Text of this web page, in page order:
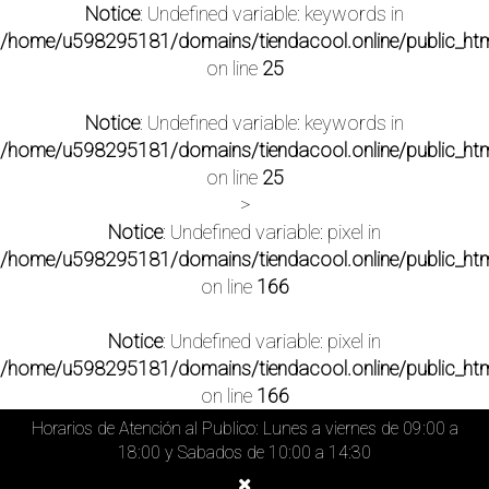
Notice: Undefined variable: keywords in
/home/u598295181/domains/tiendacool.online/
on line 25
Notice: Undefined variable: keywords in
/home/u598295181/domains/tiendacool.online/
on line 25
>
Notice: Undefined variable: pixel in
/home/u598295181/domains/tiendacool.online/
on line 166
Notice: Undefined variable: pixel in
/home/u598295181/domains/tiendacool.online/
on line 166
Horarios de Atención al Publico: Lunes a viernes de 09:00 a
18:00 y Sabados de 10:00 a 14:30